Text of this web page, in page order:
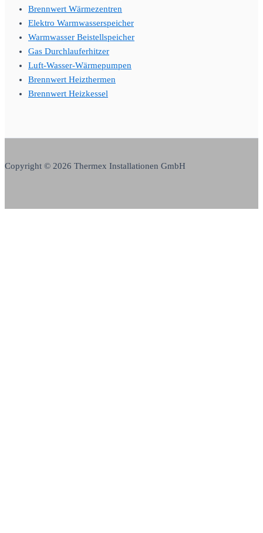
Brennwert Wärmezentren
Elektro Warmwasserspeicher
Warmwasser Beistellspeicher
Gas Durchlauferhitzer
Luft-Wasser-Wärmepumpen
Brennwert Heizthermen
Brennwert Heizkessel
Copyright © 2026 Thermex Installationen GmbH